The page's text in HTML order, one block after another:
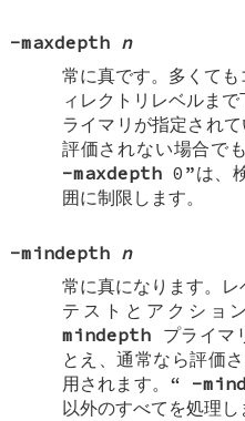
-maxdepth n
常に真です。多くて
ィレクトリレベルま
ライマリが指定され
評価されない場合で
-maxdepth 0 ”は、
囲に制限します。
-mindepth n
常に真になります。レ
テストとアクショ
mindepthプライマ
とえ、通常なら評価
用されます。“ -
以外のすべてを処理し